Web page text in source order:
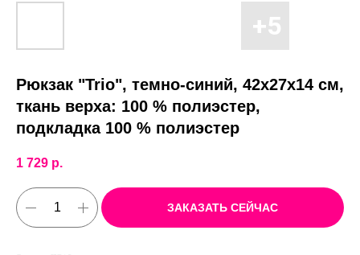
Рюкзак "Trio", темно-синий, 42х27х14 см,
ткань верха: 100 % полиэстер,
подкладка 100 % полиэстер
1 729 р.
ЗАКАЗАТЬ СЕЙЧАС